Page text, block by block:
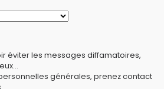
éviter les messages diffamatoires,
générales, prenez contact